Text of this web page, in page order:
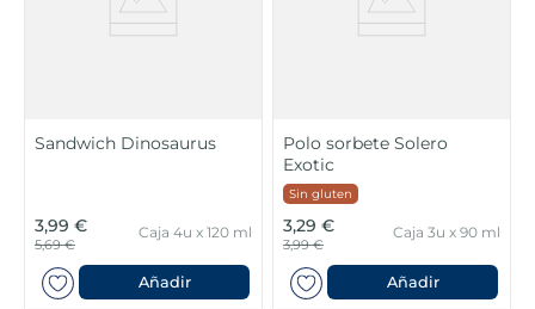
Sandwich Dinosaurus
3,99 €
5,69 €
Caja 4u x 120 ml
Añadir
Polo sorbete Solero
Exotic
Sin gluten
3,29 €
3,99 €
Caja 3u x 90 ml
Añadir